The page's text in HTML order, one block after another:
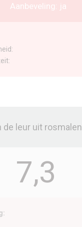
Aanbeveling: ja
de leur uit rosmalen
7,3